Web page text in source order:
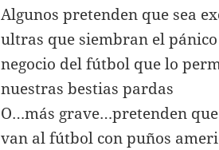
Algunos pretenden que sea
ultras que siembran el
negocio del fútbol que lo
nuestras bestias pardas
O…más grave…pretenden
van al fútbol con puños